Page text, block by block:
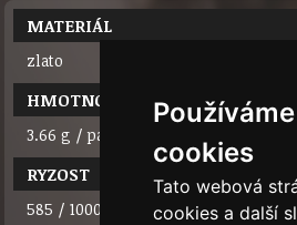
cookies
Tato webová
cookies a další
MATERIÁL
zlato
HMOTNOST
3.66 g / pár
RYZOST
585 / 1000 (14 karátů)